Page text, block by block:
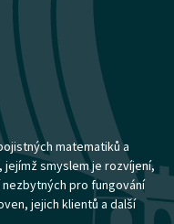
matematiků a
smyslem je rozvíjení,
pro fungování
jejich klientů a další